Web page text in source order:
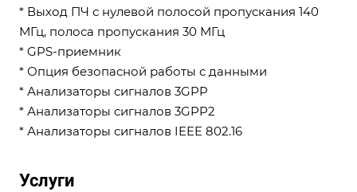
* Выход ПЧ с нулевой полосой пропускания 140
МГц, полоса пропускания 30 МГц
* GPS-приемник
* Опция безопасной работы с данными
* Анализаторы сигналов 3GPP
* Анализаторы сигналов 3GPP2
* Анализаторы сигналов IEEE 802.16
Услуги